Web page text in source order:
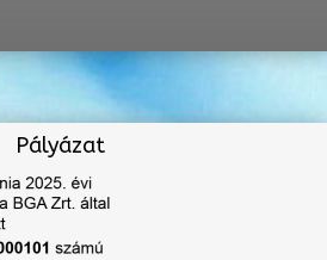
Pályázat